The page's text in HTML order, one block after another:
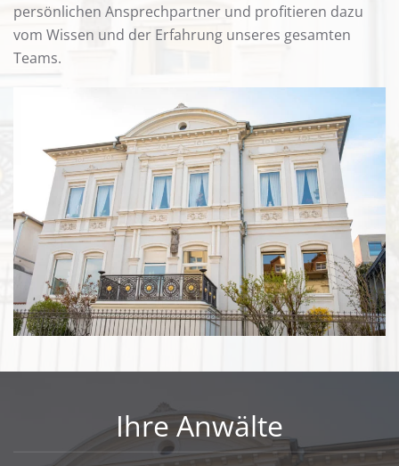
persönlichen Ansprechpartner und profitieren dazu
vom Wissen und der Erfahrung unseres gesamten
Teams.
Ihre Anwälte